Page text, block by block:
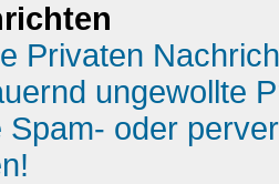
Privaten
ungewollte
Spam- oder